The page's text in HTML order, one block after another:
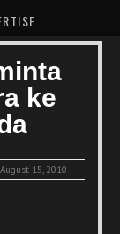
ke
August 15, 2010